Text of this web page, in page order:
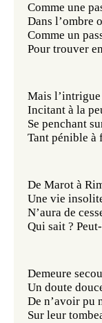
Comme une
Dans l’ombre
Comme un
Pour trouver
Mais
Incitant à la
Se penchant
Tant pénible à
De Marot à
Une vie
N’aura de
Qui sait ?
Demeure
Un doute
De n’avoir pu
Sur leur